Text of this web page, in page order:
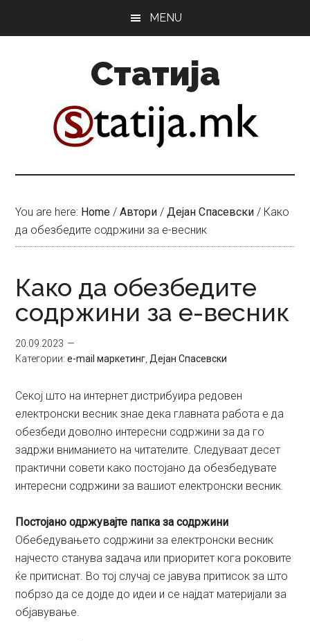
MENU
Статија
You are here: Home / Автори / Дејан Спасевски / Како
да обезбедите содржини за е-весник
Како да обезбедите
содржини за е-весник
20.09.2023
Категории:e-mail маркетинг Дејан Спасевски
Секој што на интернет дистрибуира редовен
електронски весник знае дека главната работа е да
обезбеди доволно интересни содржини за да го
задржи вниманието на читателите. Следуваат десет
практични совети како постојано да обезбедувате
интересни содржини за вашиот електронски весник.
Постојано одржувајте папка за содржини
Обебедувањето содржини за електронски весник
најчесто станува задача или приоритет кога роковите
ќе притиснат. Во тој случај се јавува притисок за што
побрзо да се дојде до идеи и се најдат материјали за
објавување.